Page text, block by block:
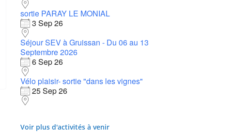
sortie PARAY LE MONIAL
3 Sep 26
Séjour SEV à Gruissan - Du 06 au 13
Septembre 2026
6 Sep 26
Vélo plaisir- sortie "dans les vignes"
25 Sep 26
Voir plus d'activités à venir